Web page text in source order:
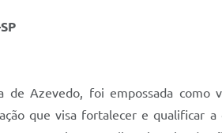
de Azevedo, foi empossada como
que visa fortalecer e qualificar